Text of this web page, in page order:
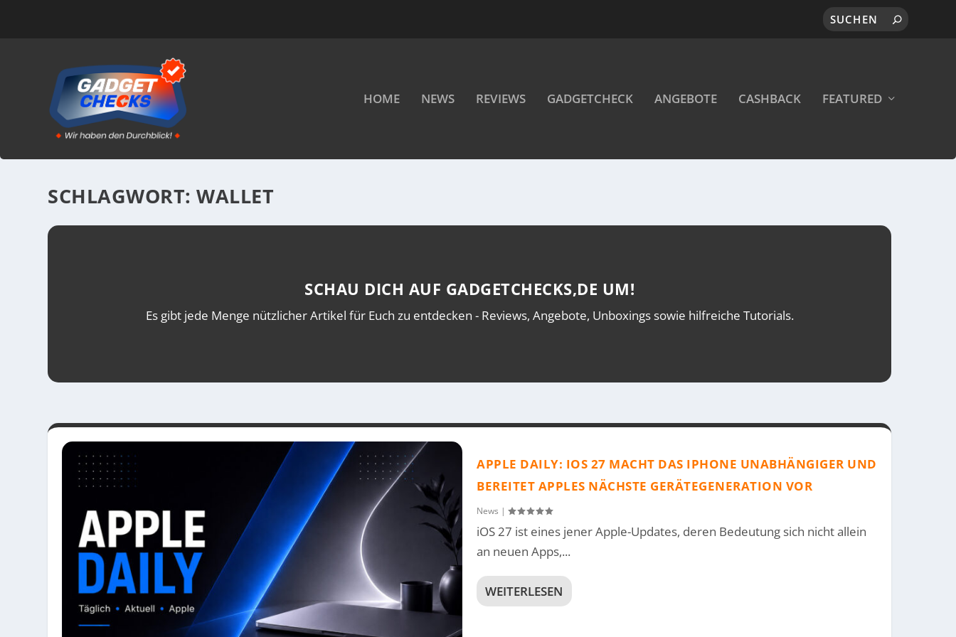
HOME NEWS REVIEWS GADGETCHECK ANGEBOTE CASHBACK FEATURED
SCHLAGWORT:WALLET
SCHAU DICH AUF GADGETCHECKS,DE UM!
Es gibt jede Menge nützlicher Artikel für Euch zu entdecken - Reviews, Angebote, Unboxings sowie hilfreiche Tutorials.
APPLE DAILY: IOS 27 MACHT DAS IPHONE UNABHÄNGIGER UND
BEREITET APPLES NÄCHSTE GERÄTEGENERATION VOR
News |
iOS 27 ist eines jener Apple-Updates, deren Bedeutung sich nicht allein
an neuen Apps,...
WEITERLESEN